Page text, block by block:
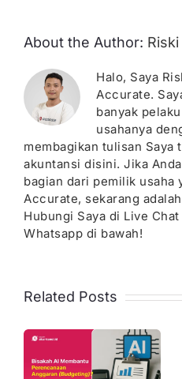
About the Author: Riski
Halo, Saya
Accurate.
banyak
usahanya
membagikan tulisan Saya
akuntansi disini. Jika
bagian dari pemilik usaha
Accurate, sekarang
Hubungi Saya di Live
Whatsapp di bawah!
Related Posts